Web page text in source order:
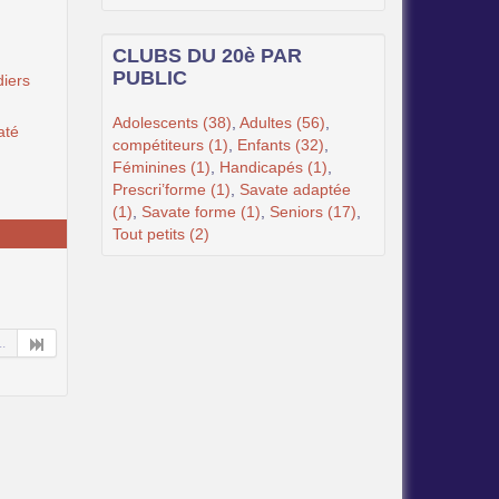
CLUBS DU 20è PAR
PUBLIC
Adolescents (38) Adultes (56)
compétiteurs (1)
Enfants (32)
Féminines (1)
Handicapés (1)
Prescri’forme (1)
Savate adaptée
(1)
Savate forme (1) Seniors (17)
Tout petits (2)